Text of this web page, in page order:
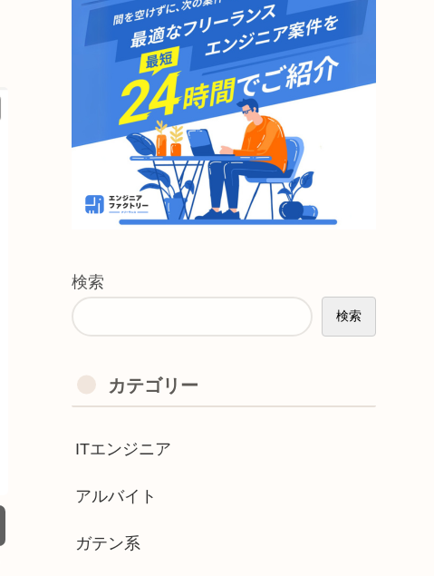
検索
検索
カテゴリー
ITエンジニア
アルバイト
ガテン系